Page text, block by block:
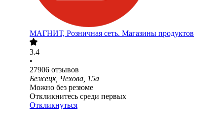
МАГНИТ, Розничная сеть. Магазины продуктов
3.4
•
27906 отзывов
Бежецк, Чехова, 15а
Можно без резюме
Откликнитесь среди первых
Откликнуться